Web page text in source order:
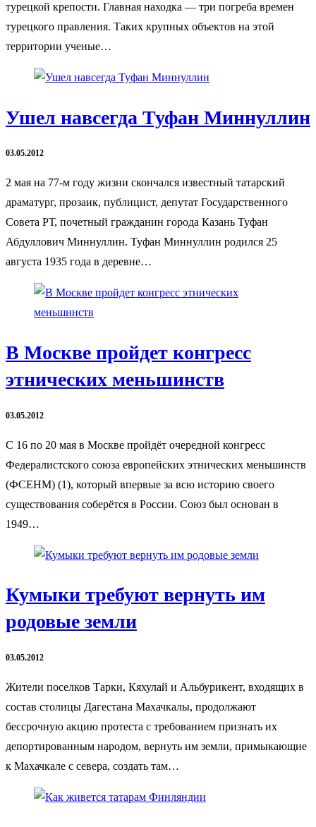
турецкой крепости. Главная находка — три погреба времен
турецкого правления. Таких крупных объектов на этой
территории ученые…
Ушел навсегда Туфан Миннуллин
03.05.2012
2 мая на 77-м году жизни скончался известный татарский
драматург, прозаик, публицист, депутат Государственного
Совета РТ, почетный гражданин города Казань Туфан
Абдуллович Миннуллин. Туфан Миннуллин родился 25
августа 1935 года в деревне…
В Москве пройдет конгресс
этнических меньшинств
03.05.2012
С 16 по 20 мая в Москве пройдёт очередной конгресс
Федералистского союза европейских этнических меньшинств
(ФСЕНМ) (1), который впервые за всю историю своего
существования соберётся в России. Союз был основан в
1949…
Кумыки требуют вернуть им
родовые земли
03.05.2012
Жители поселков Тарки, Кяхулай и Альбурикент, входящих в
состав столицы Дагестана Махачкалы, продолжают
бессрочную акцию протеста с требованием признать их
депортированным народом, вернуть им земли, примыкающие
к Махачкале с севера, создать там…